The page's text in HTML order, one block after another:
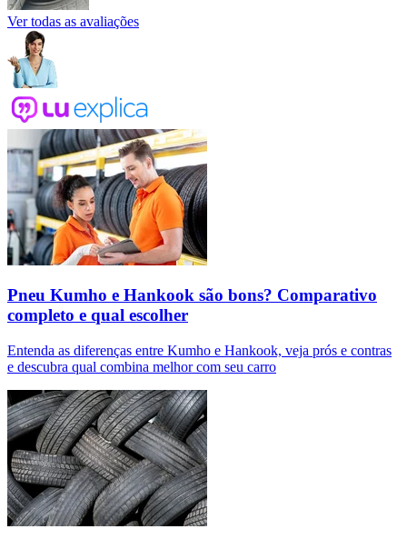
Ver todas as avaliações
Pneu Kumho e Hankook são bons? Comparativo
completo e qual escolher
Entenda as diferenças entre Kumho e Hankook, veja prós e contras
e descubra qual combina melhor com seu carro